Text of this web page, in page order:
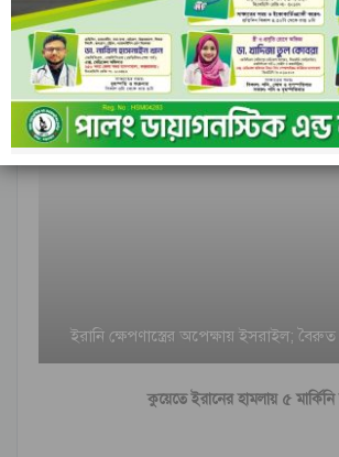
আন্তর্জাতিক
ইরানি ক্ষেপণাস্ত্রের অপেক্ষায় ইসরাইল;
কুয়েতে ইরানের হামলায় ৫